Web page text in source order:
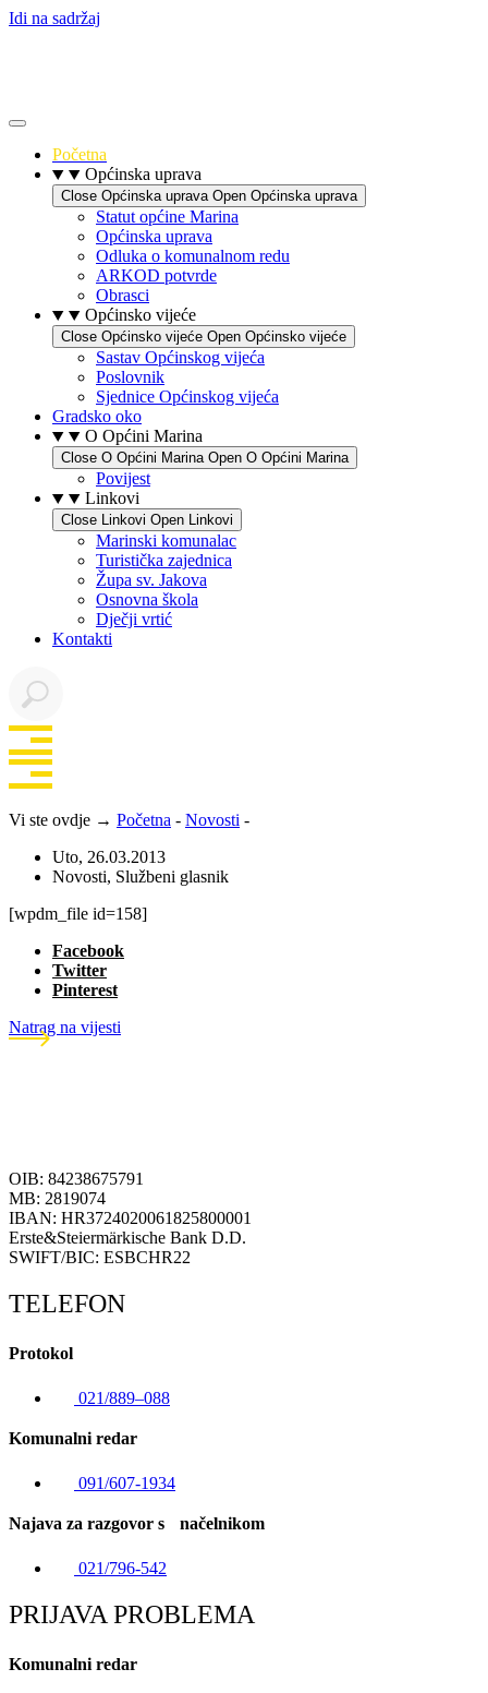
Idi na sadržaj
Početna
Općinska uprava
Close Općinska uprava Open Općinska uprava
Statut općine Marina
Općinska uprava
Odluka o komunalnom redu
ARKOD potvrde
Obrasci
Općinsko vijeće
Close Općinsko vijeće Open Općinsko vijeće
Sastav Općinskog vijeća
Poslovnik
Sjednice Općinskog vijeća
Gradsko oko
O Općini Marina
Close O Općini Marina Open O Općini Marina
Povijest
Linkovi
Close Linkovi Open Linkovi
Marinski komunalac
Turistička zajednica
Župa sv. Jakova
Osnovna škola
Dječji vrtić
Kontakti
Vi ste ovdje → Početna - Novosti -
Uto, 26.03.2013
Novosti, Službeni glasnik
[wpdm_file id=158]
Facebook
Twitter
Pinterest
Natrag na vijesti
OIB: 84238675791
MB: 2819074
IBAN: HR3724020061825800001
Erste&Steiermärkische Bank D.D.
SWIFT/BIC: ESBCHR22
TELEFON
Protokol
021/889–088
Komunalni redar
091/607-1934
Najava za razgovor s načelnikom
021/796-542
PRIJAVA PROBLEMA
Komunalni redar